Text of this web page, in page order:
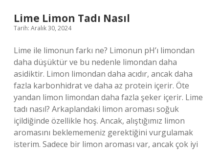
Lime Limon Tadı Nasıl
Tarih: Aralık 30, 2024
Lime ile limonun farkı ne? Limonun pH’ı limondan
daha düşüktür ve bu nedenle limondan daha
asidiktir. Limon limondan daha acıdır, ancak daha
fazla karbonhidrat ve daha az protein içerir. Öte
yandan limon limondan daha fazla şeker içerir. Lime
tadı nasıl? Arkaplandaki limon aroması soğuk
içildiğinde özellikle hoş. Ancak, alıştığımız limon
aromasını beklememeniz gerektiğini vurgulamak
isterim. Sadece bir limon aroması var, ancak çok iyi